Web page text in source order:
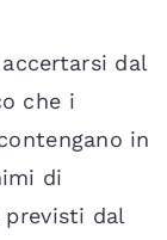
dal
che i
in
di
dal